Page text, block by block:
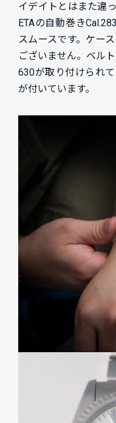
イデイトとはまた違
ETAの自動巻き
スムースです。ケー
ございません。ベル
630が取り付けられ
が付いています。